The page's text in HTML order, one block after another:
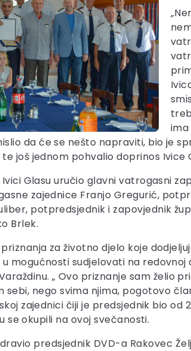
„
da će se nešto napraviti, bio je
još jednom pohvalio doprinos
Glasu uručio glavni vatrogasni
zajednice Franjo Gregurić,
potpredsjednik i zapovjednik
Brlek.
za životno djelo koje
mogućnosti sudjelovati na
„ Ovo priznanje sam želio
nego svima njima, pogotovo
zajednici čiji je predsjednik bio od
se okupili na ovoj svečanosti.
predsjednik DVD-a Rakovec